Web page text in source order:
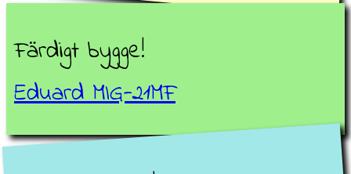
Färdigt bygge!
Eduard MIG-21MF